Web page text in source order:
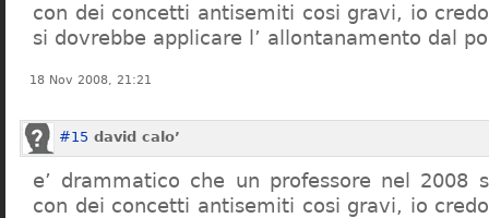
con dei concetti antisemiti cosi gravi, io
si dovrebbe applicare l’ allontanamento dal
18 Nov 2008, 21:21
#15 david calo’
e’ drammatico che un professore nel 2008
con dei concetti antisemiti cosi gravi, io